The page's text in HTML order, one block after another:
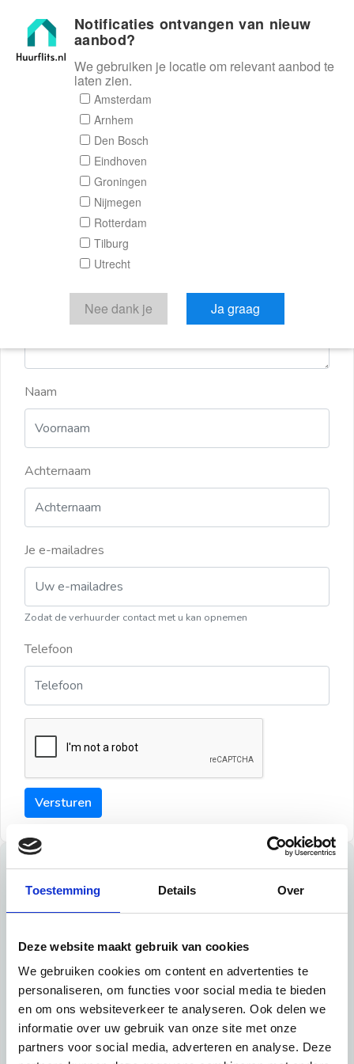
Toestemming Details Over
Deze website maakt gebruik van cookies
We gebruiken cookies om content en advertenties te
personaliseren, om functies voor social media te bieden
en om ons websiteverkeer te analyseren. Ook delen we
informatie over uw gebruik van onze site met onze
partners voor social media, adverteren en analyse. Deze
Huurflits
Reactieformulier
Huurflits
Verstuur je bericht
Door een bericht te sturen kom je in contact met de
aanbieder of makelaar van de woning.
Naam
Achternaam
Je e-mailadres
Zodat de verhuurder contact met u kan opnemen
Telefoon
Versturen
Tips
Tip 1:
Schrijf een duidelijke introductie en geef de volgende
informatie mee:
Ben je student, werkachtig of werkzoekend
Notificaties ontvangen van nieuw
aanbod?
We gebruiken je locatie om relevant aanbod te
laten zien.
Amsterdam
Arnhem
Den Bosch
Eindhoven
Groningen
Nijmegen
Rotterdam
Tilburg
Utrecht
Nee dank je Ja graag